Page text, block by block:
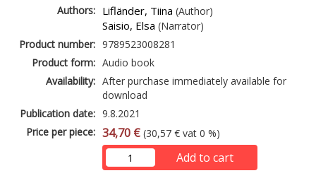
Authors: Lifländer, Tiina (Author)
Saisio, Elsa (Narrator)
Product number: 9789523008281
Product form: Audio book
Availability: After purchase immediately available for
download
Publication date: 9.8.2021
Price per piece: 34,70 € (30,57 € vat 0 %)
Add to cart